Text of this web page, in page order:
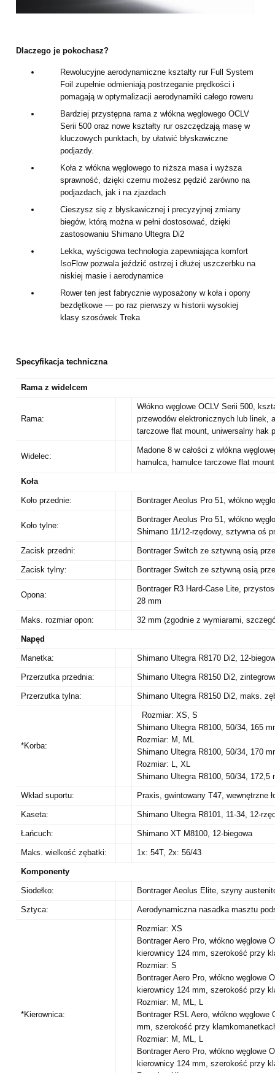
Dlaczego je pokochasz?
Rewolucyjne aerodynamiczne kształty rur Full System
Foil zupełnie odmieniają postrzeganie prędkości i
pomagają w optymalizacji aerodynamiki całego roweru
Bardziej przystępna rama z włókna węglowego OCLV
Serii 500 oraz nowe kształty rur oszczędzają masę w
kluczowych punktach, by ułatwić błyskawiczne
podjazdy.
Koła z włókna węglowego to niższa masa i wyższa
sprawność, dzięki czemu możesz pędzić zarówno na
podjazdach, jak i na zjazdach
Cieszysz się z błyskawicznej i precyzyjnej zmiany
biegów, którą można w pełni dostosować, dzięki
zastosowaniu Shimano Ultegra Di2
Lekka, wyścigowa technologia zapewniająca komfort
IsoFlow pozwala jeździć ostrzej i dłużej uszczerbku na
niskiej masie i aerodynamice
Rower ten jest fabrycznie wyposażony w koła i opony
bezdętkowe — po raz pierwszy w historii wysokiej
klasy szosówek Treka
Specyfikacja techniczna
Rama z widelcem
Rama:
Włókno węglowe OCLV Serii 500,
przewodów elektronicznych lub linek,
tarczowe flat mount, uniwersalny hak
Widelec:
Madone 8 w całości z włókna
hamulca, hamulce tarczowe flat
Koła
Koło przednie: Bontrager Aeolus Pro 51, włókno
Koło tylne:
Bontrager Aeolus Pro 51, włókno
Shimano 11/12-rzędowy, sztywna oś
Zacisk przedni: Bontrager Switch ze sztywną osią
Zacisk tylny: Bontrager Switch ze sztywną osią
Opona:
Bontrager R3 Hard-Case Lite,
28 mm
Maks. rozmiar opon: 32 mm (zgodnie z wymiarami,
Napęd
Manetka: Shimano Ultegra R8170 Di2, 12-
Przerzutka przednia: Shimano Ultegra R8150 Di2,
Przerzutka tylna: Shimano Ultegra R8150 Di2, maks.
*Korba:
Rozmiar: XS, S
Shimano Ultegra R8100, 50/34, 165
Rozmiar: M, ML
Shimano Ultegra R8100, 50/34, 170
Rozmiar: L, XL
Shimano Ultegra R8100, 50/34, 172,5
Wkład suportu: Praxis, gwintowany T47, wewnętrzne
Kaseta: Shimano Ultegra R8101, 11-34, 12-
Łańcuch: Shimano XT M8100, 12-biegowa
Maks. wielkość zębatki: 1x: 54T, 2x: 56/43
Komponenty
Siodełko: Bontrager Aeolus Elite, szyny
Sztyca: Aerodynamiczna nasadka masztu
*Kierownica:
Rozmiar: XS
Bontrager Aero Pro, włókno węglowe
kierownicy 124 mm, szerokość przy
Rozmiar: S
Bontrager Aero Pro, włókno węglowe
kierownicy 124 mm, szerokość przy
Rozmiar: M, ML, L
Bontrager RSL Aero, włókno
mm, szerokość przy
Rozmiar: M, ML, L
Bontrager Aero Pro, włókno węglowe
kierownicy 124 mm, szerokość przy